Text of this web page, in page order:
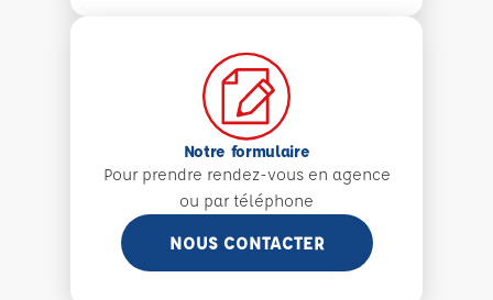
Notre formulaire
Pour prendre rendez-vous en agence
ou par téléphone
NOUS CONTACTER